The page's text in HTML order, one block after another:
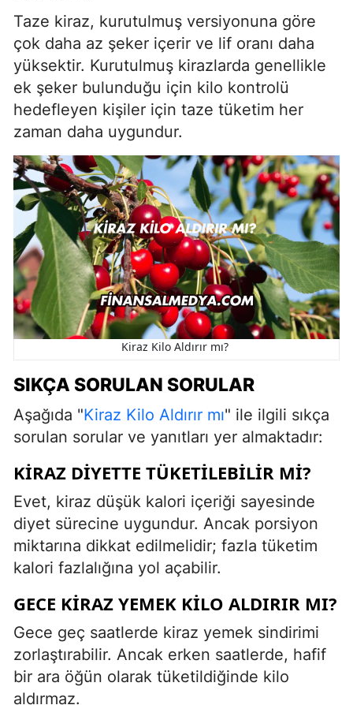
Taze kiraz, kurutulmuş versiyonuna göre
çok daha az şeker içerir ve lif oranı daha
yüksektir. Kurutulmuş kirazlarda genellikle
ek şeker bulunduğu için kilo kontrolü
hedefleyen kişiler için taze tüketim her
zaman daha uygundur.
Kiraz Kilo Aldırır mı?
SIKÇA SORULAN SORULAR
Aşağıda "Kiraz Kilo Aldırır mı" ile ilgili sıkça
sorulan sorular ve yanıtları yer almaktadır:
KIRAZ DIYETTE TÜKETILEBILIR MI?
Evet, kiraz düşük kalori içeriği sayesinde
diyet sürecine uygundur. Ancak porsiyon
miktarına dikkat edilmelidir; fazla tüketim
kalori fazlalığına yol açabilir.
GECE KIRAZ YEMEK KILO ALDIRIR MI?
Gece geç saatlerde kiraz yemek sindirimi
zorlaştırabilir. Ancak erken saatlerde, hafif
bir ara öğün olarak tüketildiğinde kilo
aldırmaz.